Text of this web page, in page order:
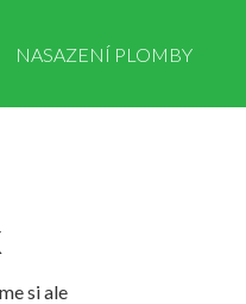
NASAZENÍ PLOMBY
si ale